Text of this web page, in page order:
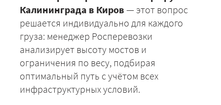
Калининграда в Киров — этот вопрос
решается индивидуально для каждого
груза: менеджер Росперевозки
анализирует высоту мостов и
ограничения по весу, подбирая
оптимальный путь с учётом всех
инфраструктурных условий.
ЗАКАЗАТЬ